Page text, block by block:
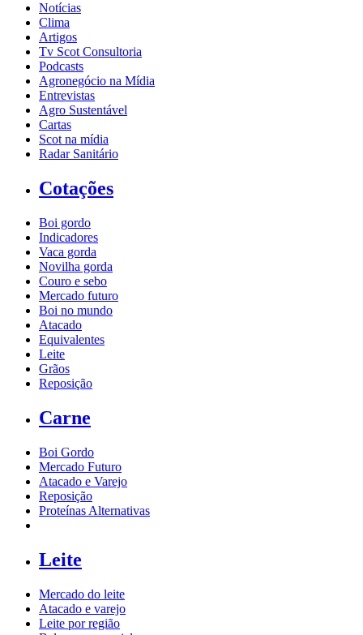
Notícias
Clima
Artigos
Tv Scot Consultoria
Podcasts
Agronegócio na Mídia
Entrevistas
Agro Sustentável
Cartas
Scot na mídia
Radar Sanitário
Cotações
Boi gordo
Indicadores
Vaca gorda
Novilha gorda
Couro e sebo
Mercado futuro
Boi no mundo
Atacado
Equivalentes
Leite
Grãos
Reposição
Carne
Boi Gordo
Mercado Futuro
Atacado e Varejo
Reposição
Proteínas Alternativas
Leite
Mercado do leite
Atacado e varejo
Leite por região